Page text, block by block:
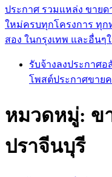
ประกาศ รวมแหล่ง ขาย
ใหม่ครบทุกโครงการ ทุก
สอง ในกรุงเทพ และอื่นๆ
รับจ้างลงประกาศ
โพสต์ประกาศขาย
หมวดหมู่: ข
ปราจีนบุรี